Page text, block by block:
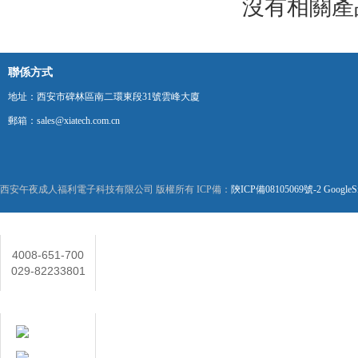
沒有相關
聯係方式
地址：西安市碑林區南二環東段31號雲峰大廈
郵箱：sales@xiatech.com.cn
西安午夜成人福利電子科技有限公司 版權所有 ICP備： 陝ICP備08105069號-2
4008-651-700
029-82233801